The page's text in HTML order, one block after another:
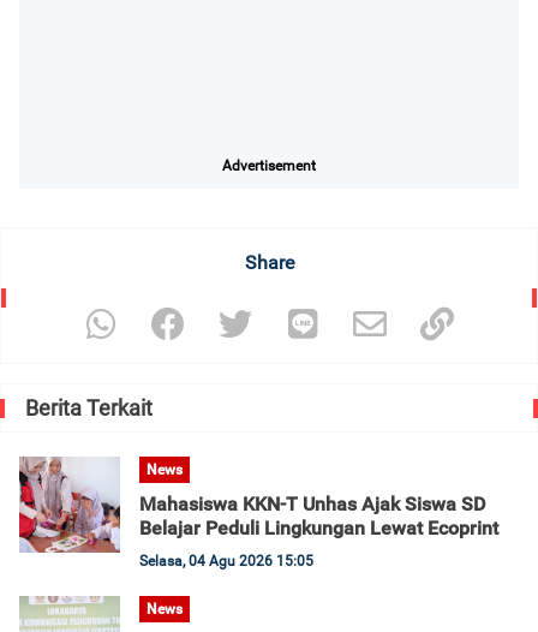
Advertisement
Share
Berita Terkait
News
Mahasiswa KKN-T Unhas Ajak Siswa SD
Belajar Peduli Lingkungan Lewat Ecoprint
Selasa, 04 Agu 2026 15:05
News